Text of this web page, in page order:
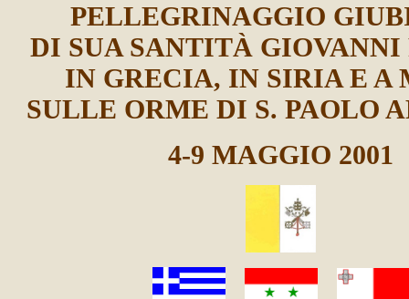
PELLEGRINAGGIO
DI SUA SANTITÀ
IN GRECIA, IN SIRIA E A
SULLE ORME DI S. PAOLO
4-9 MAGGIO 2001